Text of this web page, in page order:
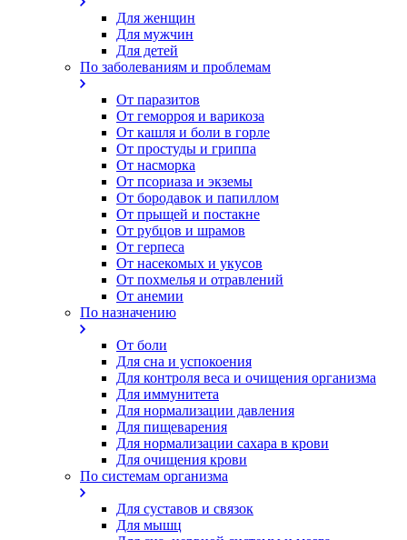
Для женщин
Для мужчин
Для детей
По заболеваниям и проблемам
От паразитов
Oт геморроя и варикоза
От кашля и боли в горле
От простуды и гриппа
От насморка
Oт псориаза и экземы
От бородавок и папиллом
От прыщей и постакне
От рубцов и шрамов
От герпеса
От насекомых и укусов
От похмелья и отравлений
От анемии
По назначению
От боли
Для сна и успокоения
Для контроля веса и очищения организма
Для иммунитета
Для нормализации давления
Для пищеварения
Для нормализации сахара в крови
Для очищения крови
По системам организма
Для суставов и связок
Для мышц